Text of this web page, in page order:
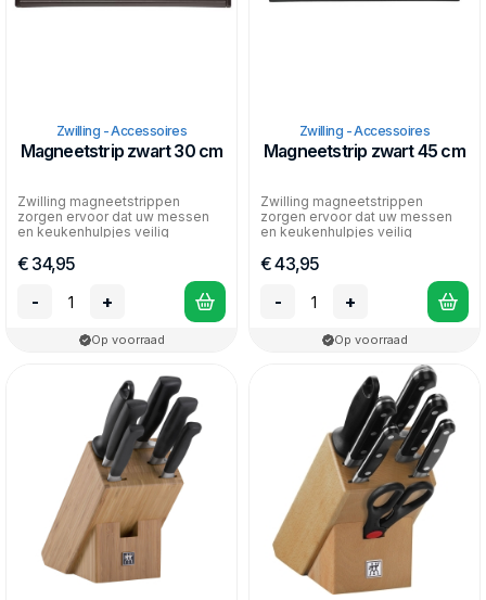
Zwilling - Accessoires
Magneetstrip zwart 30 cm
Zwilling magneetstrippen
zorgen ervoor dat uw messen
en keukenhulpjes veilig
€ 34,95
-
+
Op voorraad
Zwilling - Accessoires
Magneetstrip zwart 45 cm
Zwilling magneetstrippen
zorgen ervoor dat uw messen
en keukenhulpjes veilig
€ 43,95
-
+
Op voorraad